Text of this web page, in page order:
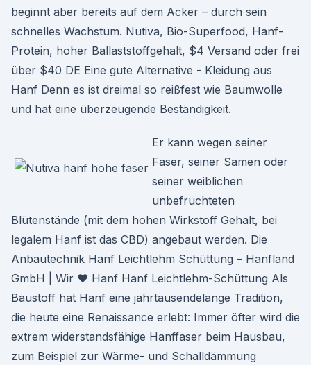
beginnt aber bereits auf dem Acker – durch sein
schnelles Wachstum. Nutiva, Bio-Superfood, Hanf-
Protein, hoher Ballaststoffgehalt, $4 Versand oder frei
über $40 DE Eine gute Alternative - Kleidung aus
Hanf Denn es ist dreimal so reißfest wie Baumwolle
und hat eine überzeugende Beständigkeit.
Er kann wegen seiner
Faser, seiner Samen oder
seiner weiblichen
unbefruchteten
Blütenstände (mit dem hohen Wirkstoff Gehalt, bei
legalem Hanf ist das CBD) angebaut werden. Die
Anbautechnik Hanf Leichtlehm Schüttung – Hanfland
GmbH | Wir ♥ Hanf Hanf Leichtlehm-Schüttung Als
Baustoff hat Hanf eine jahrtausendelange Tradition,
die heute eine Renaissance erlebt: Immer öfter wird die
extrem widerstandsfähige Hanffaser beim Hausbau,
zum Beispiel zur Wärme- und Schalldämmung